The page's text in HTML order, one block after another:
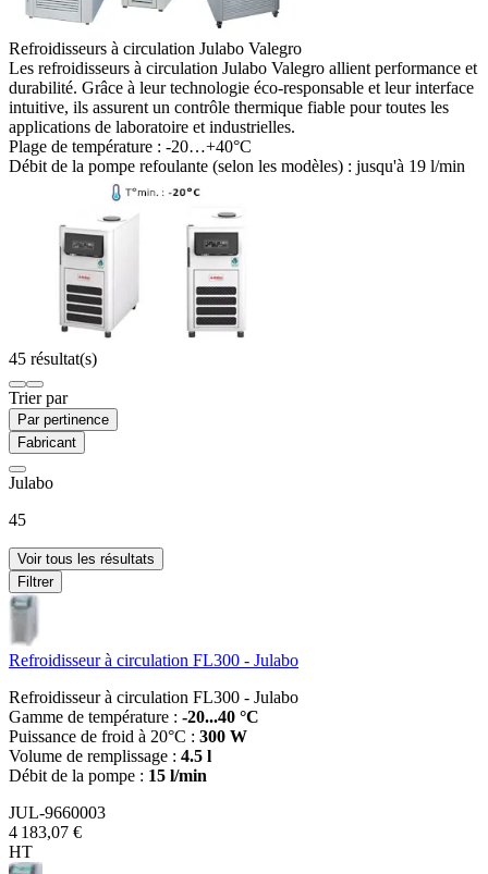
Refroidisseurs à circulation Julabo Valegro
Les refroidisseurs à circulation Julabo Valegro allient performance et
durabilité. Grâce à leur technologie éco-responsable et leur interface
intuitive, ils assurent un contrôle thermique fiable pour toutes les
applications de laboratoire et industrielles.
Plage de température : -20…+40°C
Débit de la pompe refoulante (selon les modèles) : jusqu'à 19 l/min
45 résultat(s)
Trier par
Par pertinence
Fabricant
Julabo
45
Voir tous les résultats
Filtrer
Refroidisseur à circulation FL300 - Julabo
Refroidisseur à circulation FL300 - Julabo
Gamme de température : -20...40 °C
Puissance de froid à 20°C : 300 W
Volume de remplissage : 4.5 l
Débit de la pompe : 15 l/min
JUL-9660003
4 183,07 €
HT